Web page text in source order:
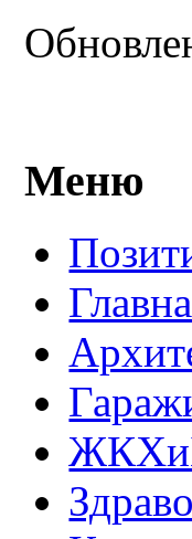
Меню